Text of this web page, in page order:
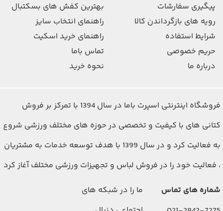
پیگیری سفارشات
رویه های بازگرداندن کالا
شرایط استفاده
حریم خصوصی
درباره ما
بهترین کفش های بسکتبال
راهنمای انتخاب سایز
راهنمای خرید اسکیت
تماس باما
نحوه خرید
فروشگاه اینترنتی اسپرت باما در سال 1394 با تمرکز بر فروش
کتانی های با کیفیت و تخصصی در حوزه های مختلف ورزشی شروع
به فعالیت کرد و در سال 1399 با هدف توسعه خدمات به مشتریان
، فعالیت خود را در فروش لباس و تجهیزات ورزشی مختلف آغاز کرد
شماره های تماس
ما را در شبکه های